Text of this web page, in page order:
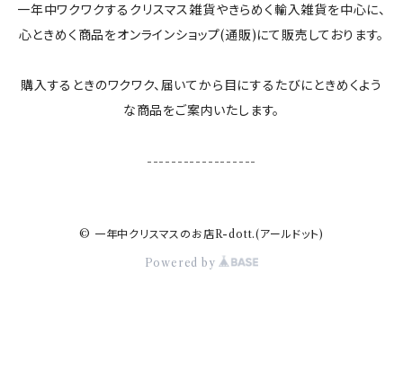
一年中ワクワクするクリスマス雑貨やきらめく輸入雑貨を中心に、
心ときめく商品をオンラインショップ(通販)にて販売しております。
購入するときのワクワク、届いてから目にするたびにときめくよう
な商品をご案内いたします。
------------------
© 一年中クリスマスのお店R-dott.(アールドット)
Powered by